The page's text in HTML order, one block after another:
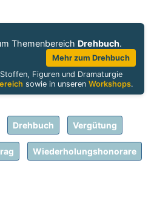
Themenbereich Drehbuch.
Mehr zum Drehbuch
Figuren und Dramaturgie
sowie in unserenWorkshops.
Drehbuch Vergütung
Wiederholungshonorare